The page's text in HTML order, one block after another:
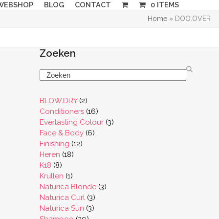
BLOG CONTACT 0 ITEMS
Home» DOO.OVER
Zoeken
Search
BLOW.DRY 22
producten
Conditioners 1616
producten
Everlasting Colour 33
Face & Body 66
Finishing 1212
Heren 1818
K18 88
producten
Krullen 11
product
Naturica Blonde 33
Naturica Curl 33
producten
Naturica Sun 33